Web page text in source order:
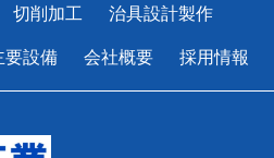
切削加工 治具設計製作
要設備 会社概要 採用情報